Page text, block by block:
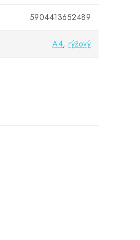
5904413652489
A4, rýžový